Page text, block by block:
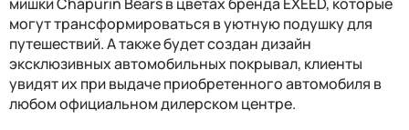
могут трансформироваться в уютную подушку для
путешествий. А также будет создан дизайн
эксклюзивных автомобильных покрывал, клиенты
увидят их при выдаче приобретенного автомобиля в
любом официальном дилерском центре.